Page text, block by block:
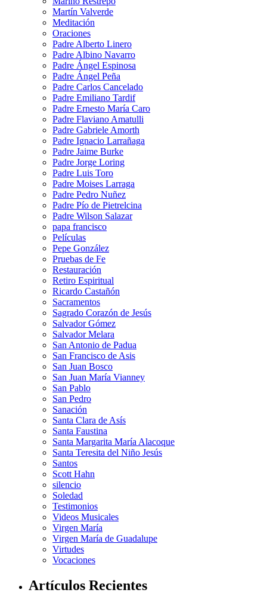
Martín Valverde
Meditación
Oraciones
Padre Alberto Linero
Padre Albino Navarro
Padre Ángel Espinosa
Padre Ángel Peña
Padre Carlos Cancelado
Padre Emiliano Tardif
Padre Ernesto María Caro
Padre Flaviano Amatulli
Padre Gabriele Amorth
Padre Ignacio Larrañaga
Padre Jaime Burke
Padre Jorge Loring
Padre Luis Toro
Padre Moises Larraga
Padre Pedro Nuñez
Padre Pío de Pietrelcina
Padre Wilson Salazar
papa francisco
Películas
Pepe González
Pruebas de Fe
Restauración
Retiro Espiritual
Ricardo Castañón
Sacramentos
Sagrado Corazón de Jesús
Salvador Gómez
Salvador Melara
San Antonio de Padua
San Francisco de Asis
San Juan Bosco
San Juan María Vianney
San Pablo
San Pedro
Sanación
Santa Clara de Asís
Santa Faustina
Santa Margarita María Alacoque
Santa Teresita del Niño Jesús
Santos
Scott Hahn
silencio
Soledad
Testimonios
Videos Musicales
Virgen María
Virgen María de Guadalupe
Virtudes
Vocaciones
Artículos Recientes